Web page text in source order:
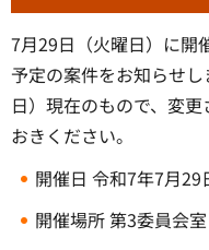
7月29日（火曜日）に開
予定の案件をお知らせ
日）現在のもので、変
おきください。
開催日 令和7年7月
開催場所 第3委員会室